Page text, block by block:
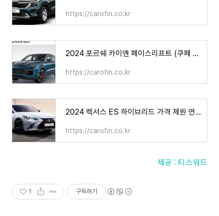
https://carofin.co.kr
2024 포르쉐 카이엔 페이스리프트 (쿠페 포함) 가격 제원 연비
https://carofin.co.kr
2024 렉서스 ES 하이브리드 가격 제원 연비, 과연 적당한 가격인가?
https://carofin.co.kr
제공 : 티스워드
1 구독하기